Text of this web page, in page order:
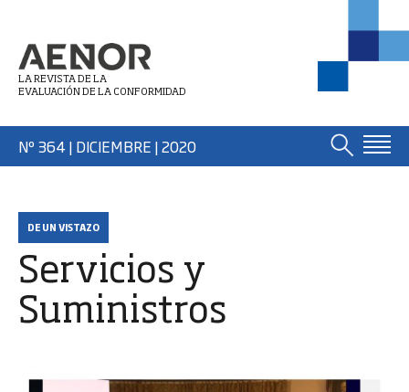
LA REVISTA DE LA
EVALUACIÓN DE LA CONFORMIDAD
Nº 364 | DICIEMBRE | 2020
DE UN VISTAZO
Servicios y
Suministros